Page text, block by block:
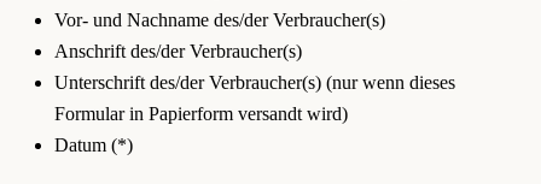
Vor- und Nachname des/der Verbraucher(s)
Anschrift des/der Verbraucher(s)
Unterschrift des/der Verbraucher(s) (nur wenn dieses
Formular in Papierform versandt wird)
Datum (*)